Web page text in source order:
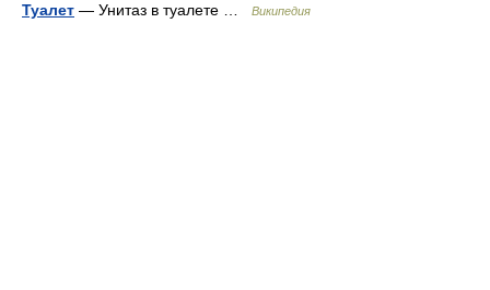
Туалет — Унитаз в туалете … Википедия